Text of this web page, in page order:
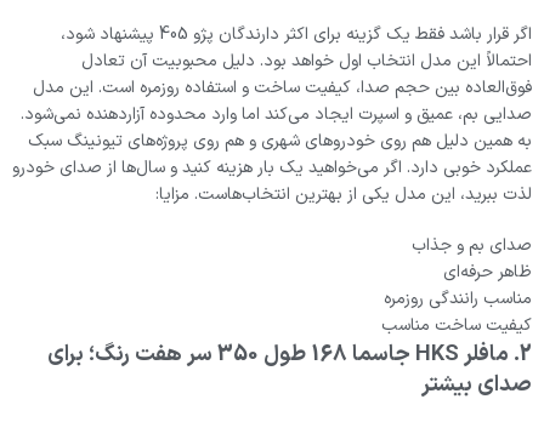
اگر قرار باشد فقط یک گزینه برای اکثر دارندگان پژو 405 پیشنهاد شود،
احتمالاً این مدل انتخاب اول خواهد بود. دلیل محبوبیت آن تعادل
فوق‌العاده بین حجم صدا، کیفیت ساخت و استفاده روزمره است. این مدل
صدایی بم، عمیق و اسپرت ایجاد می‌کند اما وارد محدوده آزاردهنده نمی‌شود.
به همین دلیل هم روی خودروهای شهری و هم روی پروژه‌های تیونینگ سبک
عملکرد خوبی دارد. اگر می‌خواهید یک بار هزینه کنید و سال‌ها از صدای خودرو
لذت ببرید، این مدل یکی از بهترین انتخاب‌هاست. مزایا:
صدای بم و جذاب
ظاهر حرفه‌ای
مناسب رانندگی روزمره
کیفیت ساخت مناسب
2. مافلر HKS جاسما 168 طول 350 سر هفت رنگ؛ برای
صدای بیشتر